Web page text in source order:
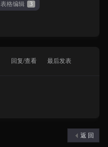
表格编辑 3
回复/查看 最后发表
返 回